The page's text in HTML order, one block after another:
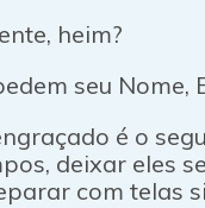
heim?
seu Nome,
é o
deixar eles
com telas